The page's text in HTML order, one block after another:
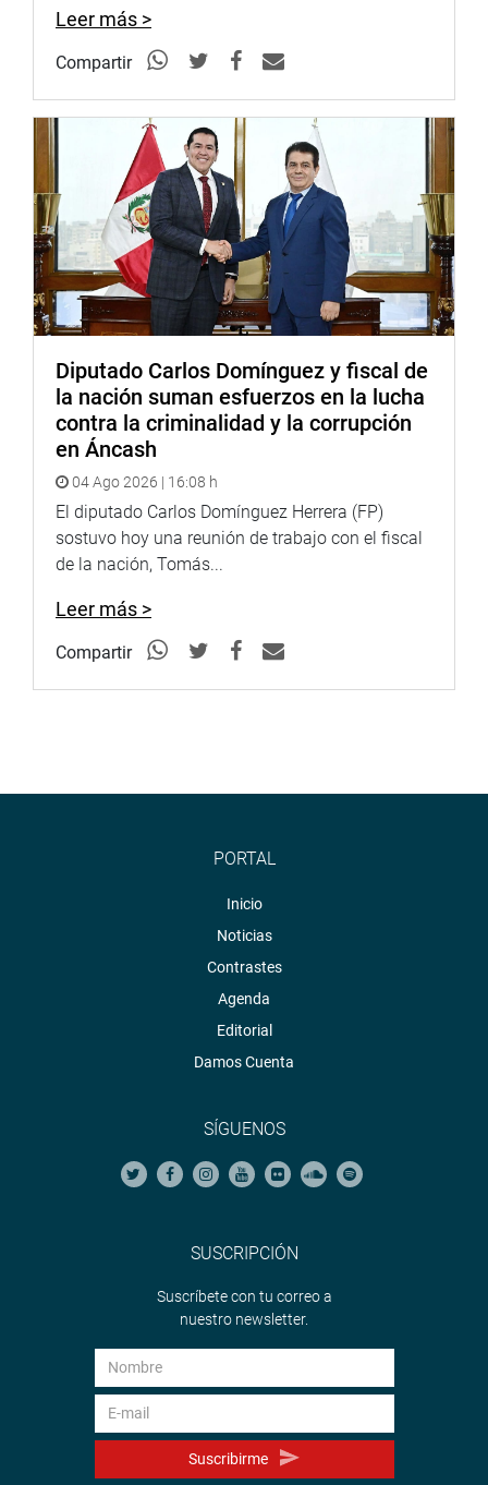
Leer más >
Compartir
Diputado Carlos Domínguez y fiscal de
la nación suman esfuerzos en la lucha
contra la criminalidad y la corrupción
en Áncash
04 Ago 2026 | 16:08 h
El diputado Carlos Domínguez Herrera (FP)
sostuvo hoy una reunión de trabajo con el fiscal
de la nación, Tomás...
Leer más >
Compartir
PORTAL
Inicio
Noticias
Contrastes
Agenda
Editorial
Damos Cuenta
SÍGUENOS
SUSCRIPCIÓN
Suscríbete con tu correo a
nuestro newsletter.
Suscribirme